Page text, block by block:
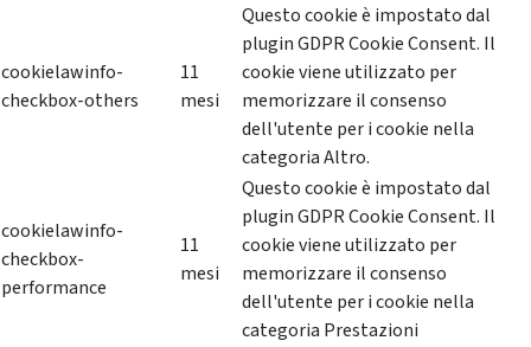
cookielawinfo-
checkbox-others
11
mesi
Questo cookie è impostato dal
plugin GDPR Cookie Consent. Il
cookie viene utilizzato per
memorizzare il consenso
dell'utente per i cookie nella
categoria Altro.
cookielawinfo-
checkbox-
performance
11
mesi
Questo cookie è impostato dal
plugin GDPR Cookie Consent. Il
cookie viene utilizzato per
memorizzare il consenso
dell'utente per i cookie nella
categoria Prestazioni